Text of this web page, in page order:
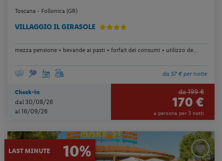
Toscana - Follonica (GR)
VILLAGGIO IL GIRASOLE
mezza pensione + bevande ai pasti + forfait dei consumi + utilizzo de...
da 57 € per notte
Check-in
dal 30/08/26
al 16/09/26
da 199 €
170 €
a persona per 3 notti
LAST MINUTE 10%